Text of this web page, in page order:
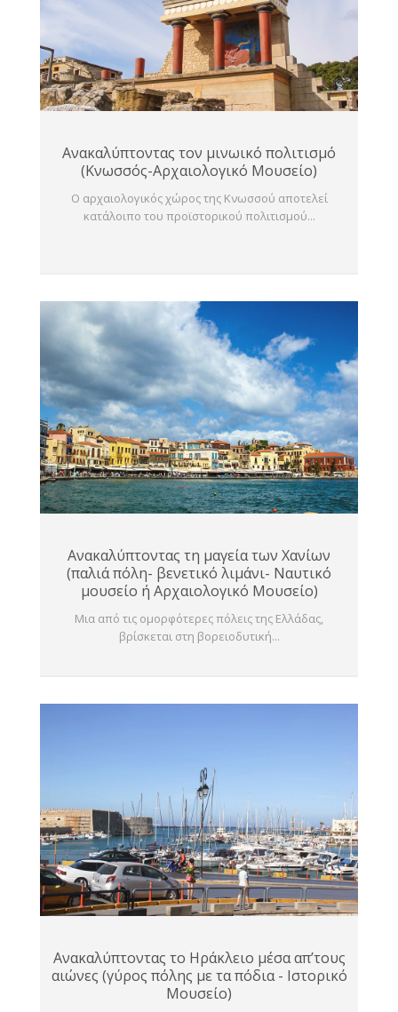
Ανακαλύπτοντας τον μινωικό πολιτισμό
(Κνωσσός-Αρχαιολογικό Μουσείο)
Ο αρχαιολογικός χώρος της Κνωσσού αποτελεί
κατάλοιπο του προϊστορικού πολιτισμού...
Ανακαλύπτοντας τη μαγεία των Χανίων
(παλιά πόλη- βενετικό λιμάνι- Ναυτικό
μουσείο ή Αρχαιολογικό Μουσείο)
Μια από τις ομορφότερες πόλεις της Ελλάδας,
βρίσκεται στη βορειοδυτική...
Ανακαλύπτοντας το Ηράκλειο μέσα απ’τους
αιώνες (γύρος πόλης με τα πόδια - Ιστορικό
Μουσείο)